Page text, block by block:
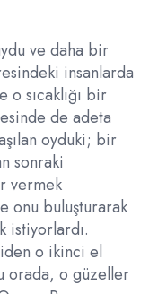
ve daha bir
insanlarda
o sıcaklığı bir
de adeta
oyduki; bir
sonraki
vermek
onu buluşturarak
istiyorlardı.
o ikinci el
orada, o güzeller